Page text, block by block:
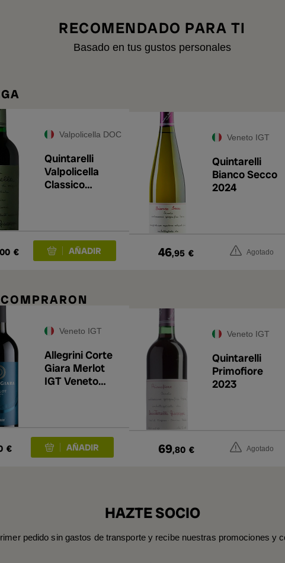
RECOMENDADO PARA TI
Basado en tus gustos personales
Valpolicella DOC
Quintarelli
Valpolicella
Classico
€
Veneto IGT
Quintarelli
Bianco Secco
2024
46,95 € Agotado
Veneto IGT
Allegrini Corte
Giara Merlot
IGT Veneto
€
Veneto IGT
Quintarelli
Primofiore
2023
69,80 € Agotado
HAZTE SOCIO
pedido sin gastos de transporte y recibe nuestras promociones y